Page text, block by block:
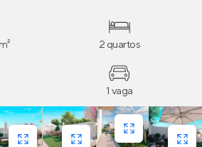
2 quartos
1 vaga